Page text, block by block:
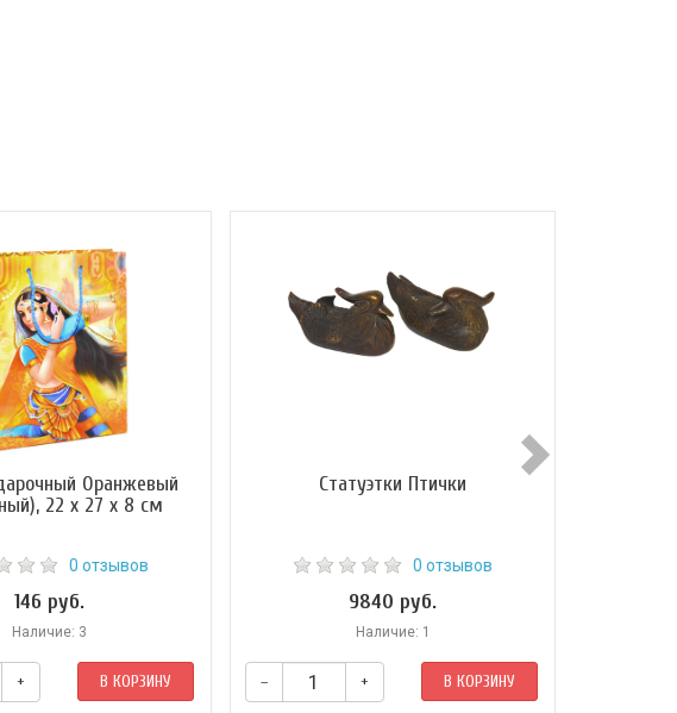
Оранжевый
22 х 27 х 8 см
0 отзывов
146 руб.
Наличие: 3
+ В КОРЗИНУ
Статуэтки Птички
0 отзывов
9840 руб.
Наличие: 1
– + В КОРЗИНУ